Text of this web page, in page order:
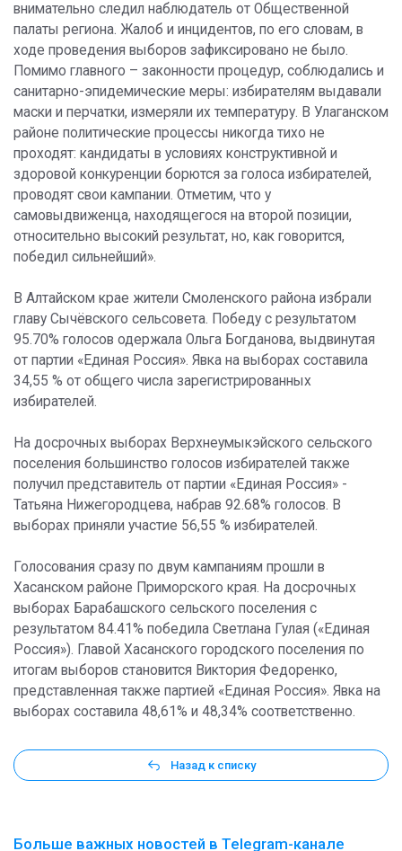
внимательно следил наблюдатель от Общественной
палаты региона. Жалоб и инцидентов, по его словам, в
ходе проведения выборов зафиксировано не было.
Помимо главного – законности процедур, соблюдались и
санитарно-эпидемические меры: избирателям выдавали
маски и перчатки, измеряли их температуру. В Улаганском
районе политические процессы никогда тихо не
проходят: кандидаты в условиях конструктивной и
здоровой конкуренции борются за голоса избирателей,
проводят свои кампании. Отметим, что у
самовыдвиженца, находящегося на второй позиции,
относительно высокий результат, но, как говорится,
победил сильнейший».
В Алтайском крае жители Смоленского района избрали
главу Сычёвского сельсовета. Победу с результатом
95.70% голосов одержала Ольга Богданова, выдвинутая
от партии «Единая Россия». Явка на выборах составила
34,55 % от общего числа зарегистрированных
избирателей.
На досрочных выборах Верхнеумыкэйского сельского
поселения большинство голосов избирателей также
получил представитель от партии «Единая Россия» -
Татьяна Нижегородцева, набрав 92.68% голосов. В
выборах приняли участие 56,55 % избирателей.
Голосования сразу по двум кампаниям прошли в
Хасанском районе Приморского края. На досрочных
выборах Барабашского сельского поселения с
результатом 84.41% победила Светлана Гулая («Единая
Россия»). Главой Хасанского городского поселения по
итогам выборов становится Виктория Федоренко,
представленная также партией «Единая Россия». Явка на
выборах составила 48,61% и 48,34% соответственно.
Назад к списку
Больше важных новостей в Telegram-канале